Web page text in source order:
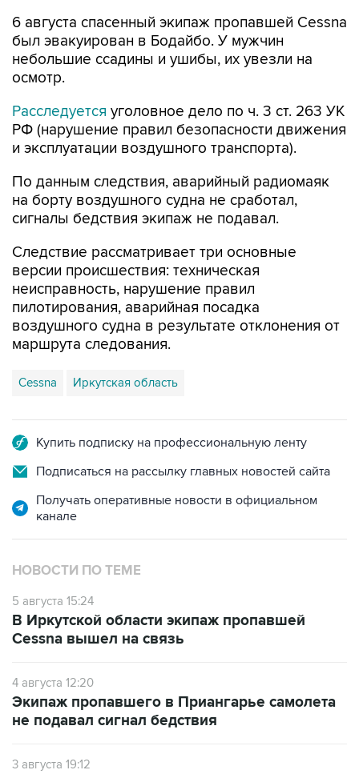
6 августа спасенный экипаж пропавшей Cessna
был эвакуирован в Бодайбо. У мужчин
небольшие ссадины и ушибы, их увезли на
осмотр.
Расследуется уголовное дело по ч. 3 ст. 263 УК
РФ (нарушение правил безопасности движения
и эксплуатации воздушного транспорта).
По данным следствия, аварийный радиомаяк
на борту воздушного судна не сработал,
сигналы бедствия экипаж не подавал.
Следствие рассматривает три основные
версии происшествия: техническая
неисправность, нарушение правил
пилотирования, аварийная посадка
воздушного судна в результате отклонения от
маршрута следования.
Cessna Иркутская область
Купить подписку на профессиональную ленту
Подписаться на рассылку главных новостей сайта
Получать оперативные новости в официальном
канале
НОВОСТИ ПО ТЕМЕ
5 августа 15:24
В Иркутской области экипаж пропавшей
Cessna вышел на связь
4 августа 12:20
Экипаж пропавшего в Приангарье самолета
не подавал сигнал бедствия
3 августа 19:12